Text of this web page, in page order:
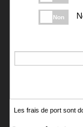
Non
Les frais de port sont